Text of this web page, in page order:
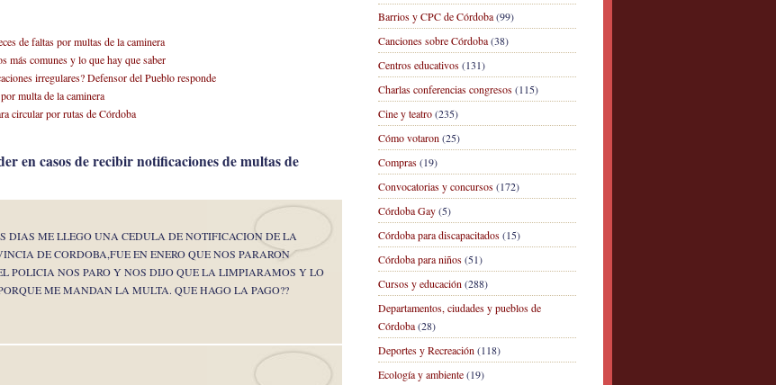
Barrios y CPC de Córdoba(99)
Canciones sobre Córdoba(38)
Centros educativos(131)
Charlas conferencias congresos(115)
Cine y teatro(235)
Cómo votaron (25)
Compras(19)
Convocatorias y concursos(172)
Córdoba Gay(5)
Córdoba para discapacitados(15)
Córdoba para niños(51)
Cursos y educación (288)
Departamentos, ciudades y pueblos de
Córdoba(28)
Deportes y Recreación (118)
Ecología y ambiente(19)
de faltas por multas de la caminera
más comunes y lo que hay que saber
irregulares? Defensor del Pueblo responde
multa de la caminera
circular por rutas de Córdoba
en casos de recibir notificaciones de multas de
DIAS ME LLEGO UNA CEDULA DE NOTIFICACION DE LA
DE CORDOBA,FUE EN ENERO QUE NOS PARARON
POLICIA NOS PARO Y NOS DIJO QUE LA LIMPIARAMOS Y LO
ME MANDAN LA MULTA. QUE HAGO LA PAGO??